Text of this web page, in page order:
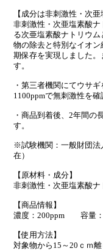
【成分は非刺激性・次
非刺激性・次亜塩素酸
る次亜塩素酸ナトリウ
物の除去と特別なイオ
期保存を実現しました
す。
・第三者機関にてウサ
1100ppmで無刺激性を確
・商品到着後、2年間の
す。
※試験機関：一般財団法
在）
【原材料・成分】
非刺激性・次亜塩素酸
【商品情報】
濃度：200ppm 容量
【使用方法】
対象物から15～20ｃｍ